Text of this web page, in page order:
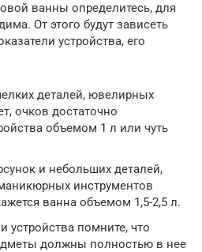
ванны определитесь, для
От этого будут зависеть
устройства, его
деталей, ювелирных
очков достаточно
объемом 1 л или чуть
и небольших деталей,
инструментов
ванна объемом 1,5-2,5 л.
устройства помните, что
должны полностью в нее